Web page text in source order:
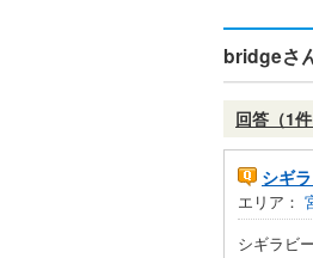
bridgeさ
回答（1件
シギ
エリア：
シギラビ